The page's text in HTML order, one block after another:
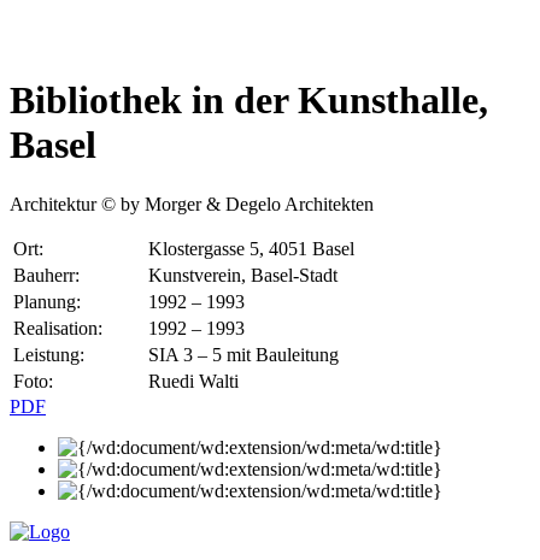
Bibliothek in der Kunsthalle,
Basel
Architektur © by Morger & Degelo Architekten
Ort:
Klostergasse 5, 4051 Basel
Bauherr:
Kunstverein, Basel-Stadt
Planung:
1992 – 1993
Realisation:
1992 – 1993
Leistung:
SIA 3 – 5 mit Bauleitung
Foto:
Ruedi Walti
PDF